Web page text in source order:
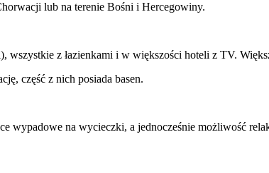
lub na terenie Bośni i Hercegowiny.
z łazienkami i w większości hoteli z TV.
część z nich posiada basen.
wypadowe na wycieczki, a jednocześnie możliwość